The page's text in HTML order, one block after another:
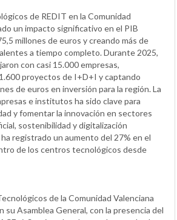
de REDIT en la Comunidad
un impacto significativo en el PIB
millones de euros y creando más de
a tiempo completo. Durante 2025,
con casi 15.000 empresas,
proyectos de I+D+I y captando
de euros en inversión para la región. La
e institutos ha sido clave para
y fomentar la innovación en sectores
sostenibilidad y digitalización
registrado un aumento del 27% en el
de los centros tecnológicos desde
de la Comunidad Valenciana
su Asamblea General, con la presencia del